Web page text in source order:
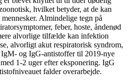
hvilket betyder, at de kan
Almindelige tegn på
feber, hoste, åndenød
alvorlige tilfælde kan infektion
alvorligt akut respiratorisk syndrom,
og IgG-antistoffer til 2019-nye
1-2 uger efter eksponering. IgG
falder overarbejde.